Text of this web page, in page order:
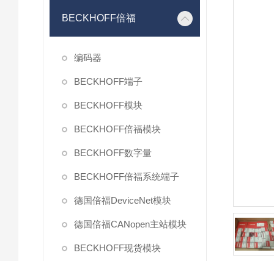
BECKHOFF倍福
编码器
BECKHOFF端子
BECKHOFF模块
BECKHOFF倍福模块
BECKHOFF数字量
BECKHOFF倍福系统端子
德国倍福DeviceNet模块
德国倍福CANopen主站模块
BECKHOFF现货模块